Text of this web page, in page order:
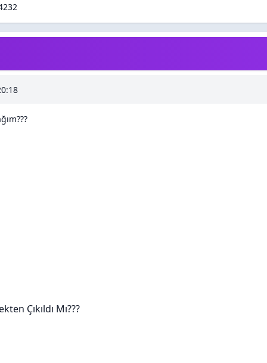
Cevaplar/ Görüntüleme
Çıkıldı Mı???